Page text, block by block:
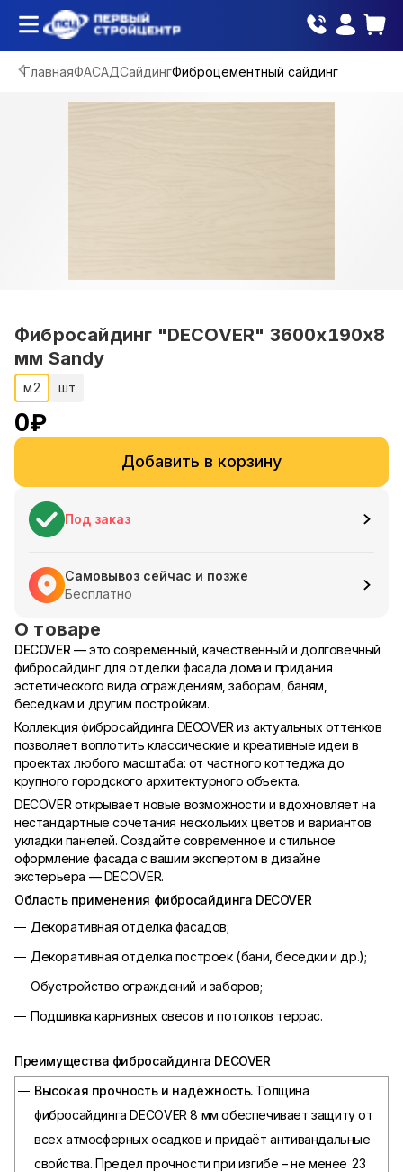
ГлавнаяФАСАДСайдингФиброцементный сайдинг
Фибросайдинг "DECOVER" 3600x190x8
мм Sandy
м2 шт
0₽
Добавить в корзину
Под заказ
Самовывоз сейчас и позже
Бесплатно
О товаре
DECOVER — это современный, качественный и долговечный
фибросайдинг для отделки фасада дома и придания
эстетического вида ограждениям, заборам, баням,
беседкам и другим постройкам.
Коллекция фибросайдинга DECOVER из актуальных оттенков
позволяет воплотить классические и креативные идеи в
проектах любого масштаба: от частного коттеджа до
крупного городского архитектурного объекта.
DECOVER открывает новые возможности и вдохновляет на
нестандартные сочетания нескольких цветов и вариантов
укладки панелей. Создайте современное и стильное
оформление фасада с вашим экспертом в дизайне
экстерьера — DECOVER.
Область применения фибросайдинга DECOVER
Декоративная отделка фасадов;
Декоративная отделка построек (бани, беседки и др.);
Обустройство ограждений и заборов;
Подшивка карнизных свесов и потолков террас.
Преимущества фибросайдинга DECOVER
Высокая прочность и надёжность. Толщина
фибросайдинга DECOVER 8 мм обеспечивает защиту от
всех атмосферных осадков и придаёт антивандальные
свойства. Предел прочности при изгибе – не менее 23